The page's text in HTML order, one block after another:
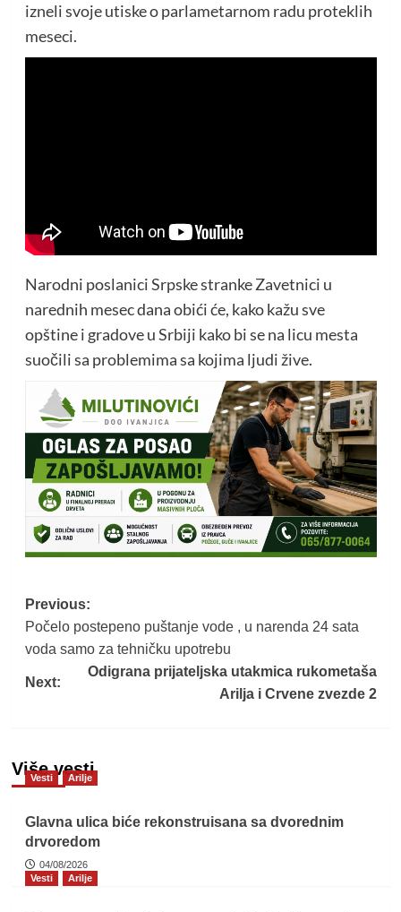
izneli svoje utiske o parlametarnom radu proteklih
meseci.
Narodni poslanici Srpske stranke Zavetnici u
narednih mesec dana obići će, kako kažu sve
opštine i gradove u Srbiji kako bi se na licu mesta
suočili sa problemima sa kojima ljudi žive.
Post
navigation
Previous:
Počelo postepeno puštanje vode , u narenda 24 sata
voda samo za tehničku upotrebu
Next:
Odigrana prijateljska utakmica rukometaša
Arilja i Crvene zvezde 2
Više vesti
Vesti Arilje
Glavna ulica biće rekonstruisana sa dvorednim
drvoredom
04/08/2026
Vesti
Arilje